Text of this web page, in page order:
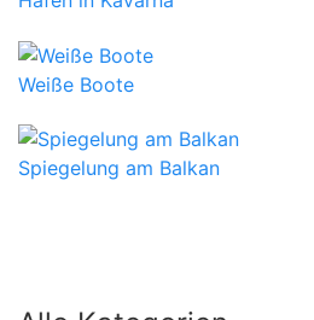
Weiße Boote
Spiegelung am Balkan